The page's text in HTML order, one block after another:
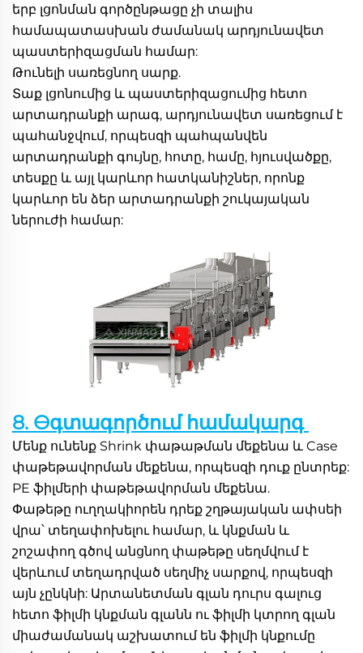
երբ լցոնման գործընթացը չի տալիս
համապատասխան ժամանակ արդյունավետ
պաստերիզացման համար:
Թունելի սառեցնող սարք.
Տաք լցոնումից և պաստերիզացումից հետո
արտադրանքի արագ, արդյունավետ սառեցում է
պահանջվում, որպեսզի պահպանվեն
արտադրանքի գույնը, հոտը, համը, հյուսվածքը,
տեսքը և այլ կարևոր հատկանիշներ, որոնք
կարևոր են ձեր արտադրանքի շուկայական
ներուժի համար:
8. Өգտագործում համակարգ
Մենք ունենք Shrink փաթաթման մեքենա և Case
PE ֆիլմերի փաթեթավորման մեքենա.
Փաթեթը ուղղակիորեն դրեք շղթայական ափսեի
վրա՝ տեղափոխելու համար, և կնքման և
շոշափող գծով անցնող փաթեթը սեղմվում է
վերևում տեղադրված սեղմիչ սարքով, որպեսզի
այն չընկնի: Արտանետման գլան դուրս գալուց
հետո ֆիլմի կնքման գլանն ու ֆիլմի կտրող գլան
միաժամանակ աշխատում են ֆիլմի կնքումը